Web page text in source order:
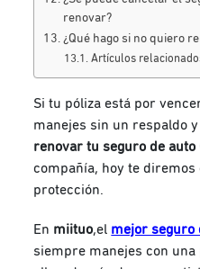
renovar?
¿Qué hago si no quiero
Artículos
Si tu póliza está por
manejes sin un respaldo
renovar tu seguro de auto
compañía, hoy te
protección.
En miituo,el mejor seguro
siempre manejes con